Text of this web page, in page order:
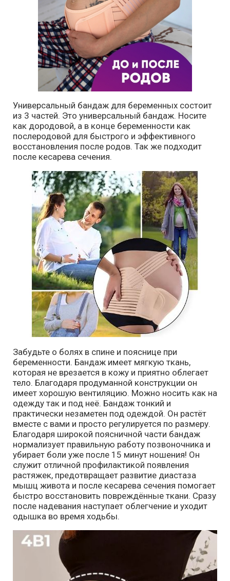
Универсальный бандаж для беременных состоит
из 3 частей. Это универсальный бандаж. Носите
как дородовой, а в конце беременности как
послеродовой для быстрого и эффективного
восстановления после родов. Так же подходит
после кесарева сечения.
Забудьте о болях в спине и пояснице при
беременности. Бандаж имеет мягкую ткань,
которая не врезается в кожу и приятно облегает
тело. Благодаря продуманной конструкции он
имеет хорошую вентиляцию. Можно носить как на
одежду так и под неё. Бандаж тонкий и
практически незаметен под одеждой. Он растёт
вместе с вами и просто регулируется по размеру.
Благодаря широкой поясничной части бандаж
нормализует правильную работу позвоночника и
убирает боли уже после 15 минут ношения! Он
служит отличной профилактикой появления
растяжек, предотвращает развитие диастаза
мышц живота и после кесарева сечения помогает
быстро восстановить повреждённые ткани. Сразу
после надевания наступает облегчение и уходит
одышка во время ходьбы.